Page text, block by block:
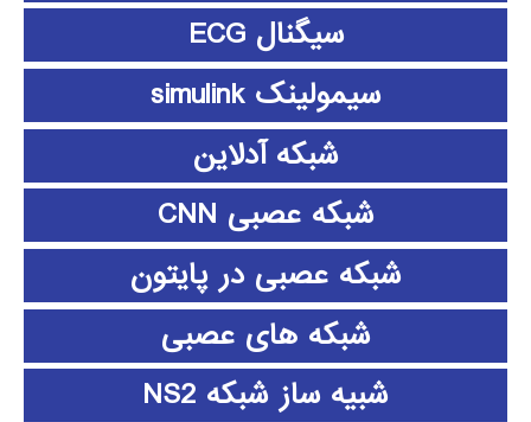
سیگنال ECG
سیمولینک simulink
شبکه آدلاین
شبکه عصبی CNN
شبکه عصبی در پایتون
شبکه های عصبی
شبیه ساز شبکه NS2